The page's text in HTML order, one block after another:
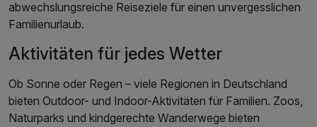
abwechslungsreiche Reiseziele für einen unvergesslichen
Familienurlaub.
Aktivitäten für jedes Wetter
Ob Sonne oder Regen – viele Regionen in Deutschland
bieten Outdoor- und Indoor-Aktivitäten für Familien. Zoos,
Naturparks und kindgerechte Wanderwege bieten